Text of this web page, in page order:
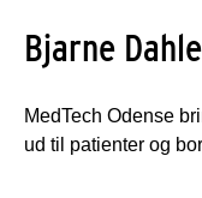
Bjarne
MedTech Odense
ud til patienter og